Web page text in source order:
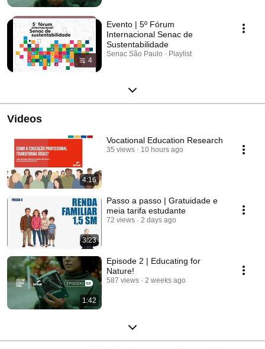
4
Evento | 5º Fórum
Internacional Senac de
Sustentabilidade
Senac São Paulo · Playlist
Videos
4:16
Vocational Education Research
35 views 10 hours ago
3:23
Passo a passo | Gratuidade e
meia tarifa estudante
72 views 2 days ago
1:42
Episode 2 | Educating for
Nature!
587 views 2 weeks ago